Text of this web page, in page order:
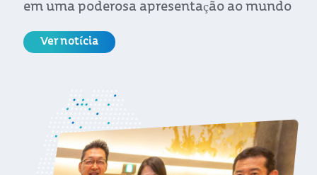
em uma poderosa apresentação ao mundo
Ver notícia